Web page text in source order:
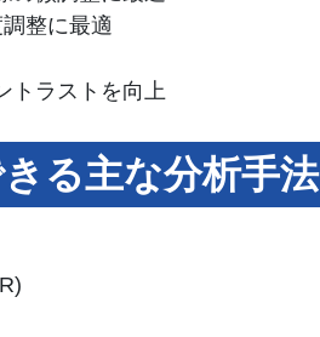
整に最適
トラストを向上
る主な分析手法